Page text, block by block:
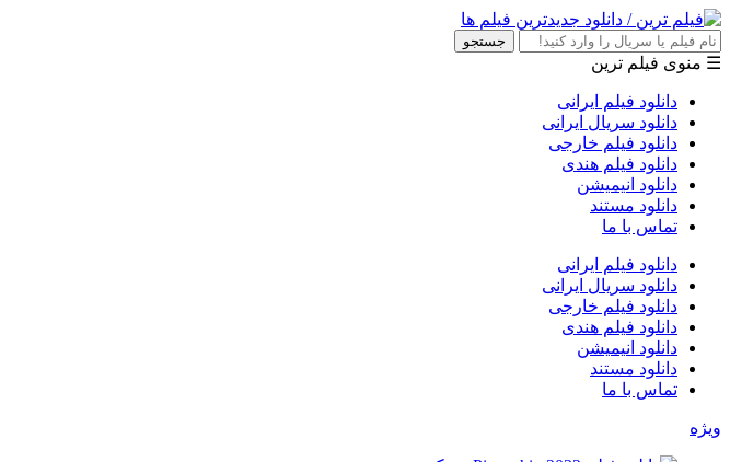
جستجو
☰ منوی فیلم ترین
دانلود فیلم ایرانی
دانلود سریال ایرانی
دانلود فیلم خارجی
دانلود فیلم هندی
دانلود انیمیشن
دانلود مستند
تماس با ما
دانلود فیلم ایرانی
دانلود سریال ایرانی
دانلود فیلم خارجی
دانلود فیلم هندی
دانلود انیمیشن
دانلود مستند
تماس با ما
ویژه